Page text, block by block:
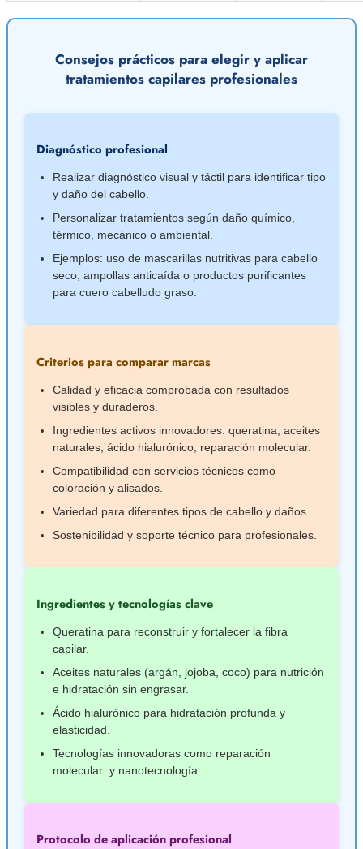
Consejos prácticos para elegir y aplicar
tratamientos capilares profesionales
Diagnóstico profesional
Realizar diagnóstico visual y táctil para identificar tipo
y daño del cabello.
Personalizar tratamientos según daño químico,
térmico, mecánico o ambiental.
Ejemplos: uso de mascarillas nutritivas para cabello
seco, ampollas anticaída o productos purificantes
para cuero cabelludo graso.
Criterios para comparar marcas
Calidad y eficacia comprobada con resultados
visibles y duraderos.
Ingredientes activos innovadores: queratina, aceites
naturales, ácido hialurónico, reparación molecular.
Compatibilidad con servicios técnicos como
coloración y alisados.
Variedad para diferentes tipos de cabello y daños.
Sostenibilidad y soporte técnico para profesionales.
Ingredientes y tecnologías clave
Queratina para reconstruir y fortalecer la fibra
capilar.
Aceites naturales (argán, jojoba, coco) para nutrición
e hidratación sin engrasar.
Ácido hialurónico para hidratación profunda y
elasticidad.
Tecnologías innovadoras como reparación
molecular y nanotecnología.
Protocolo de aplicación profesional